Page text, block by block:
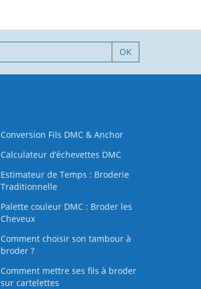
OK
Conversion Fils DMC & Anchor
Calculateur d’échevettes DMC
Estimateur de Temps : Broderie
Traditionnelle
Palette couleur DMC : Broder les
Cheveux
Comment choisir son tambour à
broder ?
Comment mettre ses fils à broder
sur cartelettes